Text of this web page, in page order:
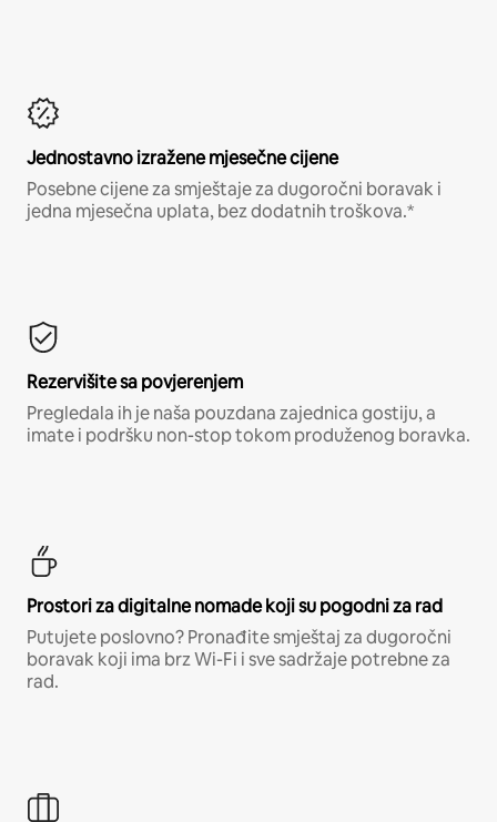
Jednostavno izražene mjesečne cijene
Posebne cijene za smještaje za dugoročni boravak i
jedna mjesečna uplata, bez dodatnih troškova.*
Rezervišite sa povjerenjem
Pregledala ih je naša pouzdana zajednica gostiju, a
imate i podršku non-stop tokom produženog boravka.
Prostori za digitalne nomade koji su pogodni za rad
Putujete poslovno? Pronađite smještaj za dugoročni
boravak koji ima brz Wi-Fi i sve sadržaje potrebne za
rad.